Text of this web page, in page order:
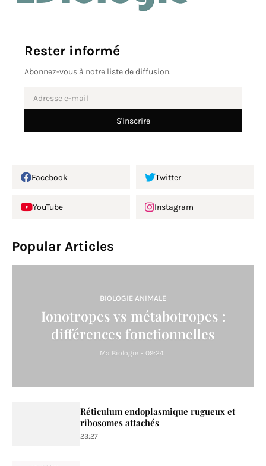
Rester informé
Abonnez-vous à notre liste de diffusion.
Facebook Twitter
YouTube Instagram
Popular Articles
BIOLOGIE ANIMALE
Ionotropes vs métabotropes :
différences fonctionnelles
Ma Biologie - 09:24
Réticulum endoplasmique rugueux et
ribosomes attachés
23:27